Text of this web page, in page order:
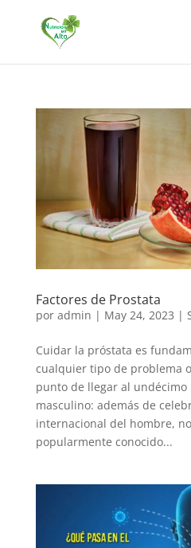
Factores de Prostata
por admin | May 24, 2023 |
Cuidar la próstata es
cualquier tipo de problema
punto de llegar al undécimo
masculino: además de
internacional del hombre,
popularmente conocido...